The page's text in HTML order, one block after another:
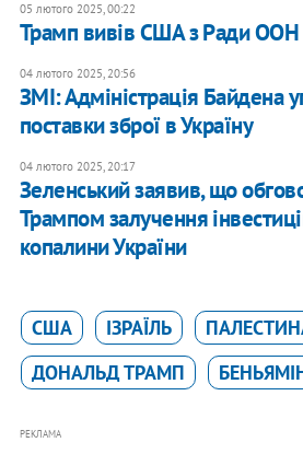
05 лютого 2025, 00:22
Трамп вивів США з Ради
04 лютого 2025, 20:56
ЗМІ: Адміністрація Байдена
поставки зброї в Україну
04 лютого 2025, 20:17
Зеленський заявив, що
Трампом залучення
копалини України
США ІЗРАЇЛЬ
ДОНАЛЬД ТРАМП
РЕКЛАМА